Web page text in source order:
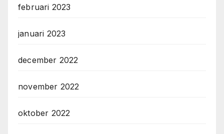
februari 2023
januari 2023
december 2022
november 2022
oktober 2022